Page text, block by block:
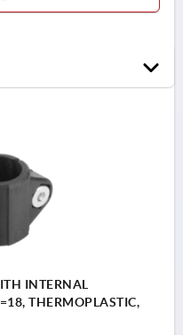
INTERNAL
THERMOPLASTIC,